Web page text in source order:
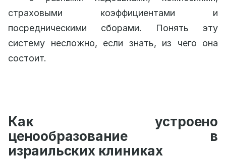
страховыми коэффициентами и
посредническими сборами. Понять эту
систему несложно, если знать, из чего она
состоит.
Как устроено
ценообразование в
израильских клиниках